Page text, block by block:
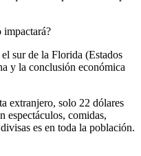
impactará?
sur de la Florida (Estados
y la conclusión económica
extranjero, solo 22 dólares
espectáculos, comidas,
es en toda la población.